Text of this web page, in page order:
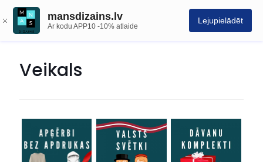
mansdizains.lv
Ar kodu APP10 -10% atlaide
Lejupielādēt
Veikals